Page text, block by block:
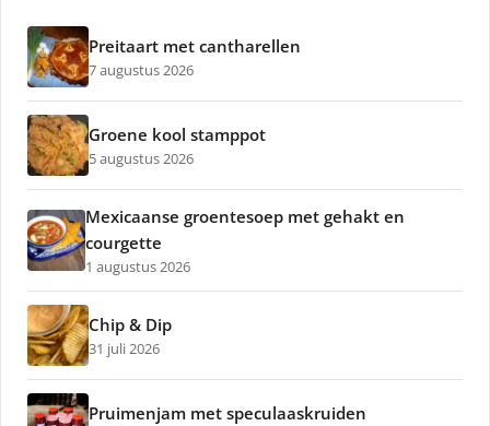
Preitaart met cantharellen
7 augustus 2026
Groene kool stamppot
5 augustus 2026
Mexicaanse groentesoep met gehakt en
courgette
1 augustus 2026
Chip & Dip
31 juli 2026
Pruimenjam met speculaaskruiden